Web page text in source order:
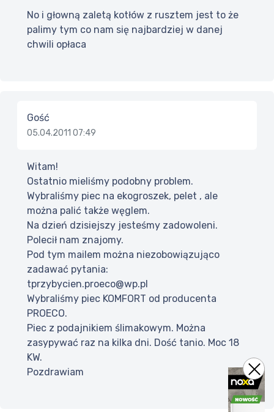
No i głowną zaletą kotłów z rusztem jest to że
palimy tym co nam się najbardziej w danej
chwili opłaca
Gość
05.04.2011 07:49
Witam!
Ostatnio mieliśmy podobny problem.
Wybraliśmy piec na ekogroszek, pelet , ale
można palić także węglem.
Na dzień dzisiejszy jesteśmy zadowoleni.
Polecił nam znajomy.
Pod tym mailem można niezobowiązująco
zadawać pytania:
tprzybycien.proeco@wp.pl
Wybraliśmy piec KOMFORT od producenta
PROECO.
Piec z podajnikiem ślimakowym. Można
zasypywać raz na kilka dni. Dość tanio. Moc 18
KW.
Pozdrawiam